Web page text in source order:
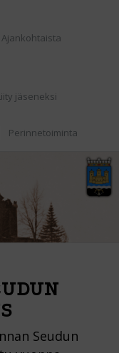
Ajankohtaista
jäseneksi
Perinnetoiminta
Seudun